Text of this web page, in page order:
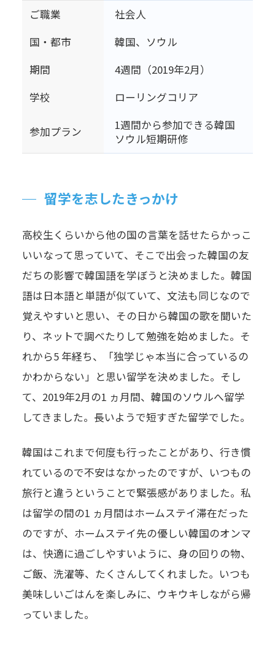
ご職業
社会人
国・都市
韓国、ソウル
期間
4週間（2019年2月）
学校
ローリングコリア
参加プラン
1週間から参加できる韓国
ソウル短期研修
留学を志したきっかけ
高校生くらいから他の国の言葉を話せたらかっこ
いいなって思っていて、そこで出会った韓国の友
だちの影響で韓国語を学ぼうと決めました。韓国
語は日本語と単語が似ていて、文法も同じなので
覚えやすいと思い、その日から韓国の歌を聞いた
り、ネットで調べたりして勉強を始めました。そ
れから5 年経ち、「独学じゃ本当に合っているの
かわからない」と思い留学を決めました。そし
て、2019年2月の1 ヵ月間、韓国のソウルへ留学
してきました。長いようで短すぎた留学でした。
韓国はこれまで何度も行ったことがあり、行き慣
れているので不安はなかったのですが、いつもの
旅行と違うということで緊張感がありました。私
は留学の間の1 ヵ月間はホームステイ滞在だった
のですが、ホームステイ先の優しい韓国のオンマ
は、快適に過ごしやすいように、身の回りの物、
ご飯、洗濯等、たくさんしてくれました。いつも
美味しいごはんを楽しみに、ウキウキしながら帰
っていました。